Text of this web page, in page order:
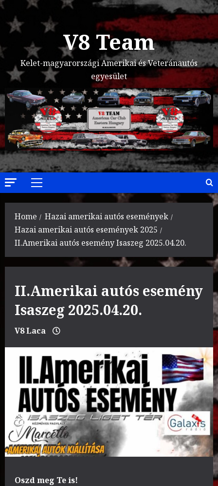
Skip
content
V8 Team
Kelet-magyarországi Amerikai és Veteránautós
egyesület
Primary
Home
Hazai amerikai autós események
Hazai amerikai autós események 2025
II.Amerikai autós esemény Isaszeg 2025.04.20.
II.Amerikai autós esemény
Isaszeg 2025.04.20.
V8 Laca
Oszd meg Te is!